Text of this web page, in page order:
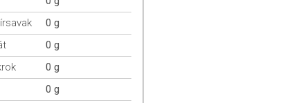
0 g
0 g
0 g
0 g